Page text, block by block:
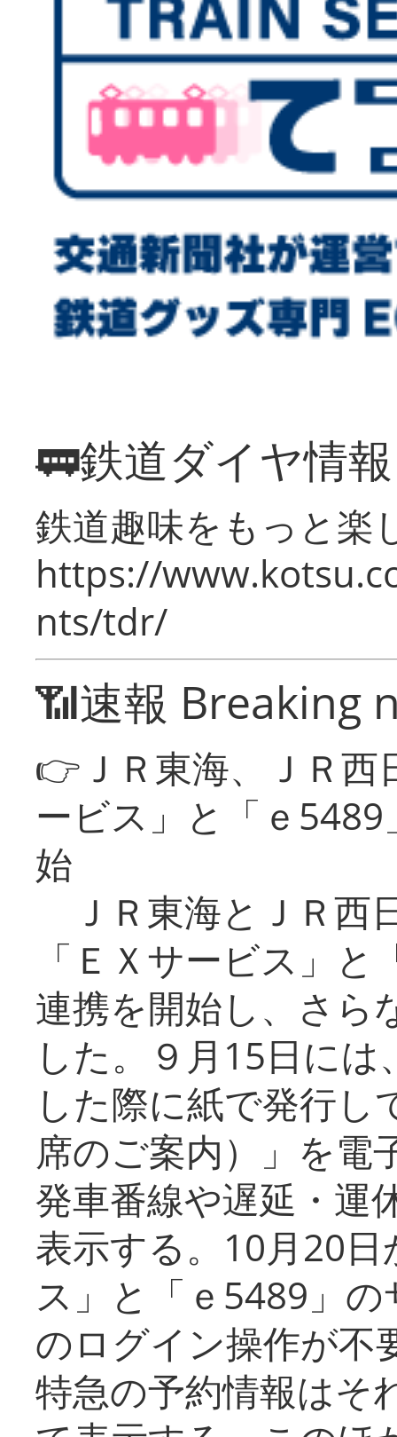
🚃鉄道ダイヤ情
鉄道趣味をもっと楽
https://
nts/tdr/
📶速報 Breaking
👉ＪＲ東海、ＪＲ
ービス」と「ｅ
始
ＪＲ東海とＪＲ西
「ＥＸサービス」
連携を開始し、さら
した。９月15日に
した際に紙で発行し
席のご案内）」を電
発車番線や遅延・運
表示する。10月20
ス」と「ｅ5489」
のログイン操作が不
特急の予約情報はそ